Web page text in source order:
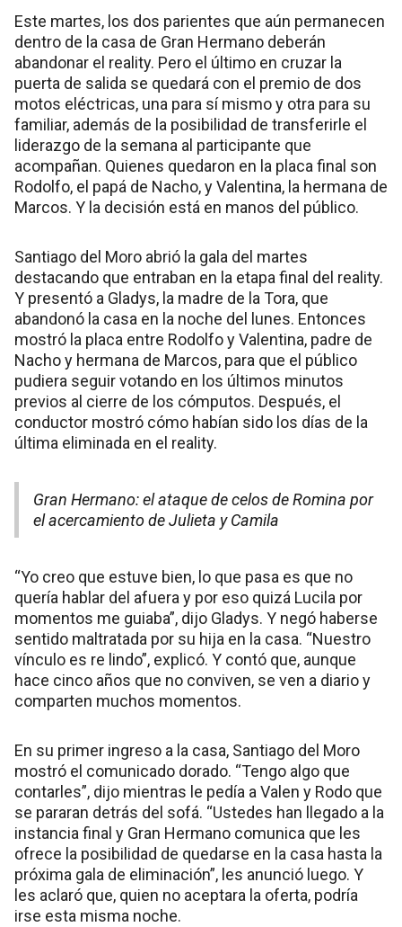
Este martes, los dos parientes que aún permanecen
dentro de la casa de Gran Hermano deberán
abandonar el reality. Pero el último en cruzar la
puerta de salida se quedará con el premio de dos
motos eléctricas, una para sí mismo y otra para su
familiar, además de la posibilidad de transferirle el
liderazgo de la semana al participante que
acompañan. Quienes quedaron en la placa final son
Rodolfo, el papá de Nacho, y Valentina, la hermana de
Marcos. Y la decisión está en manos del público.
Santiago del Moro abrió la gala del martes
destacando que entraban en la etapa final del reality.
Y presentó a Gladys, la madre de la Tora, que
abandonó la casa en la noche del lunes. Entonces
mostró la placa entre Rodolfo y Valentina, padre de
Nacho y hermana de Marcos, para que el público
pudiera seguir votando en los últimos minutos
previos al cierre de los cómputos. Después, el
conductor mostró cómo habían sido los días de la
última eliminada en el reality.
Gran Hermano: el ataque de celos de Romina por
el acercamiento de Julieta y Camila
“Yo creo que estuve bien, lo que pasa es que no
quería hablar del afuera y por eso quizá Lucila por
momentos me guiaba”, dijo Gladys. Y negó haberse
sentido maltratada por su hija en la casa. “Nuestro
vínculo es re lindo”, explicó. Y contó que, aunque
hace cinco años que no conviven, se ven a diario y
comparten muchos momentos.
En su primer ingreso a la casa, Santiago del Moro
mostró el comunicado dorado. “Tengo algo que
contarles”, dijo mientras le pedía a Valen y Rodo que
se pararan detrás del sofá. “Ustedes han llegado a la
instancia final y Gran Hermano comunica que les
ofrece la posibilidad de quedarse en la casa hasta la
próxima gala de eliminación”, les anunció luego. Y
les aclaró que, quien no aceptara la oferta, podría
irse esta misma noche.